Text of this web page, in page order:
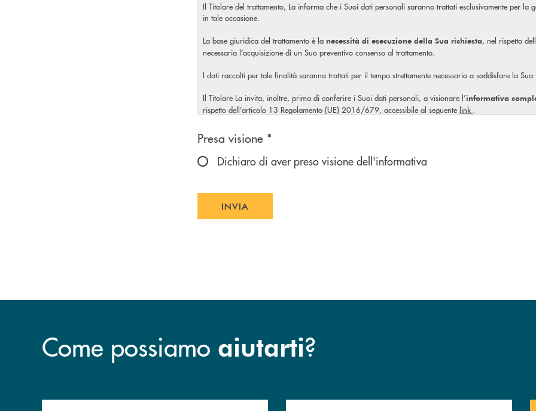
Il Titolare del trattamento, La informa che i Suoi dati personali saranno trattati esclusivamente per la
in tale occasione.
La base giuridica del trattamento è la necessità di esecuzione della Sua richiesta, nel rispetto
necessaria l’acquisizione di un Suo preventivo consenso al trattamento.
I dati raccolti per tale finalità saranno trattati per il tempo strettamente necessario a soddisfare la
Il Titolare La invita, inoltre, prima di conferire i Suoi dati personali, a visionare l’informativa
rispetto dell’articolo 13 Regolamento (UE) 2016/679, accessibile al seguente link .
Scegliere un'opzione
Presa visione *
Dichiaro di aver preso visione dell'informativa
INVIA FORM
INVIA
Come possiamo aiutarti?